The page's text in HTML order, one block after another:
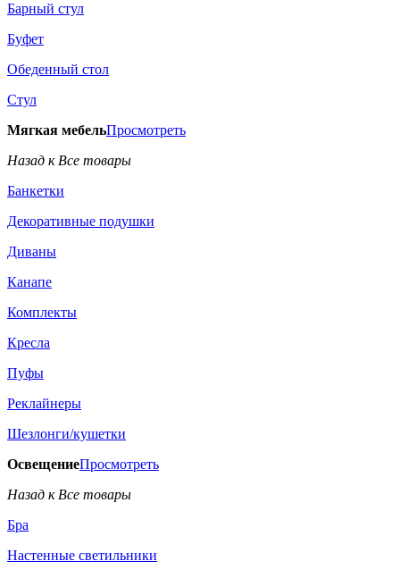
Барный стул
Буфет
Обеденный стол
Стул
Мягкая мебельПросмотреть
Назад к Все товары
Банкетки
Декоративные подушки
Диваны
Канапе
Комплекты
Кресла
Пуфы
Реклайнеры
Шезлонги/кушетки
ОсвещениеПросмотреть
Назад к Все товары
Бра
Настенные светильники